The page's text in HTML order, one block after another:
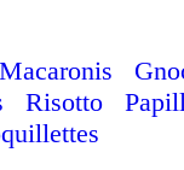
Macaronis
Risotto